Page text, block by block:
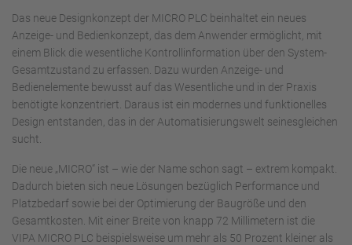
Das neue Designkonzept der MICRO PLC beinhaltet ein neues
Anzeige- und Bedienkonzept, das dem Anwender ermöglicht, mit
einem Blick die wesentliche Kontrollinformation über den System-
Gesamtzustand zu erfassen. Dazu wurden Anzeige- und
Bedienelemente bewusst auf das Wesentliche und in der Praxis
benötigte konzentriert. Daraus ist ein modernes und funktionelles
Design entstanden, das in der Automatisierungswelt seinesgleichen
sucht.
Die neue „MICRO“ ist – wie der Name schon sagt – extrem kompakt.
Dadurch bieten sich neue Lösungen bezüglich Performance und
Platzbedarf sowie bei der Optimierung der Baugröße und den
Gesamtkosten. Mit einer Breite von knapp 72 Millimetern ist die
VIPA MICRO PLC beispielsweise um mehr als 50 Prozent kleiner als